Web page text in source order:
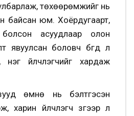
төхөөрөмжийг нь
байсан юм. Хоёрдугаарт,
асуудлаар олон
явуулсан боловч бүгд л
нэг үйлчлэгчийг хардаж
өмнө нь бэлтгэсэн
харин үйлчлэгч зүгээр л